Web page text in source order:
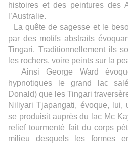
histoires et des peintures des
l’Australie.
La quête de sagesse et le
par des motifs abstraits
Tingari. Traditionnellement ils
les rochers, voire peints sur la
Ainsi George Ward
hypnotiques le grand lac
Donald) que les Tingari
Niliyari Tjapangati, évoque, lui,
se produisit auprès du lac Mc
relief tourmenté fait du corps
milieu desquels les formes